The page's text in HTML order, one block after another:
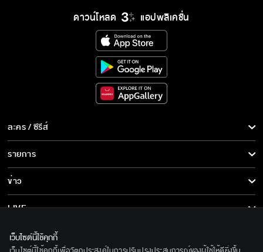
ดาวน์โหลด แอปพลิเคชั่น
ละคร / ซีรีส์
ละคร/ซีรีส์
ซีรีส์นานาชาติ
การ์ตูน & เกม
รายการ
รายการทั้งหมด
ข่าว
ข่าวทั้งหมด
ข่าวประชาสัมพันธ์
LIVE
เกี่ยวกับเรา
เว็บไซต์นี้ใช้คุกกี้